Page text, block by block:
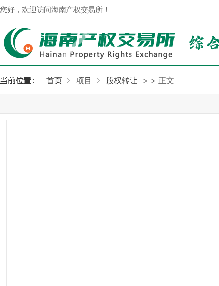
您好，欢迎访问海南产权交易所！
首页 项目 >
股权转让 > 正文